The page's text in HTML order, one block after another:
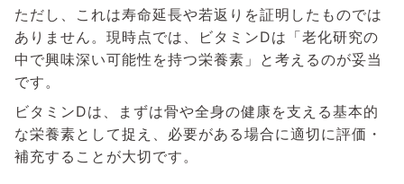
ただし、これは寿命延長や若返りを証明したものでは
ありません。現時点では、ビタミンDは「老化研究の
中で興味深い可能性を持つ栄養素」と考えるのが妥当
です。
ビタミンDは、まずは骨や全身の健康を支える基本的
な栄養素として捉え、必要がある場合に適切に評価・
補充することが大切です。